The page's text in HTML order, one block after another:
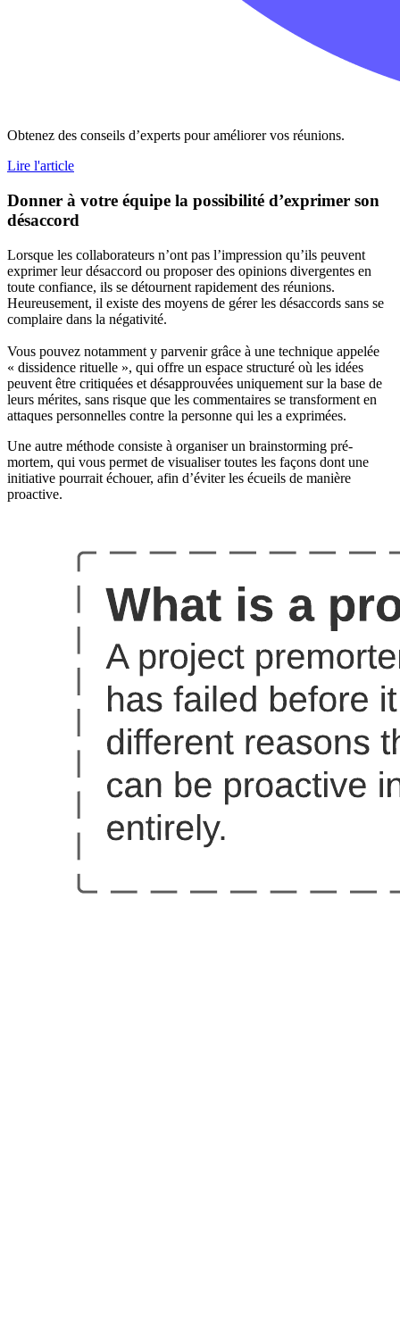
Obtenez des conseils d’experts pour améliorer vos réunions.
Lire l'article
Donner à votre équipe la possibilité d’exprimer son
désaccord
Lorsque les collaborateurs n’ont pas l’impression qu’ils peuvent
exprimer leur désaccord ou proposer des opinions divergentes en
toute confiance, ils se détournent rapidement des réunions.
Heureusement, il existe des moyens de gérer les désaccords sans se
complaire dans la négativité.
Vous pouvez notamment y parvenir grâce à une technique appelée
« dissidence rituelle », qui offre un espace structuré où les idées
peuvent être critiquées et désapprouvées uniquement sur la base de
leurs mérites, sans risque que les commentaires se transforment en
attaques personnelles contre la personne qui les a exprimées.
Une autre méthode consiste à organiser un brainstorming pré-
mortem, qui vous permet de visualiser toutes les façons dont une
initiative pourrait échouer, afin d’éviter les écueils de manière
proactive.